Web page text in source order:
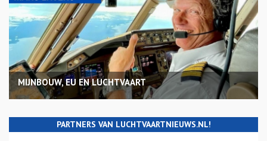
MIJNBOUW, EU EN LUCHTVAART
PARTNERS VAN LUCHTVAARTNIEUWS.NL!